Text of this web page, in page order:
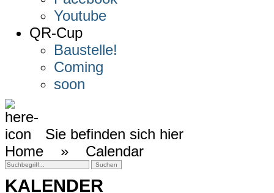
Youtube
QR-Cup
Baustelle!
Coming
soon
Sie befinden sich hier
Home » Calendar
KALENDER